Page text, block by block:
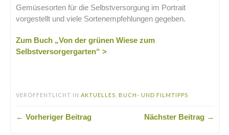
Gemüsesorten für die Selbstversorgung im Portrait
vorgestellt und viele Sortenempfehlungen gegeben.
Zum Buch „Von der grünen Wiese zum
Selbstversorgergarten“ >
VERÖFFENTLICHT IN AKTUELLES BUCH- UND FILMTIPPS
← Vorheriger Beitrag Nächster Beitrag →